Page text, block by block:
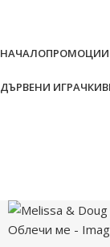
НАЧАЛОПРОМОЦИИ
ДЪРВЕНИ ИГРАЧКИ